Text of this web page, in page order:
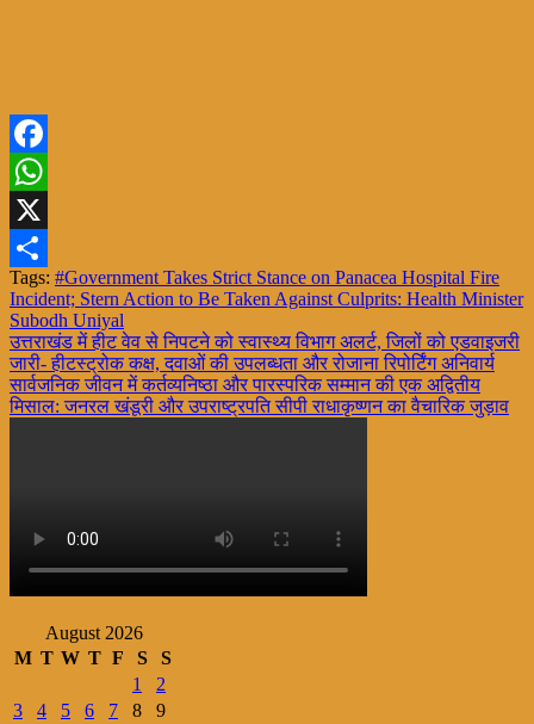
Facebook
WhatsApp
X
Share
Tags: #Government Takes Strict Stance on Panacea Hospital Fire
Incident; Stern Action to Be Taken Against Culprits: Health Minister
Subodh Uniyal
Post
navigation
उत्तराखंड में हीट वेव से निपटने को स्वास्थ्य विभाग अलर्ट, जिलों को एडवाइजरी
जारी- हीटस्ट्रोक कक्ष, दवाओं की उपलब्धता और रोजाना रिपोर्टिंग अनिवार्य
सार्वजनिक जीवन में कर्तव्यनिष्ठा और पारस्परिक सम्मान की एक अद्वितीय
मिसाल: जनरल खंडूरी और उपराष्ट्रपति सीपी राधाकृष्णन का वैचारिक जुड़ाव
August 2026
M T W T F S
S
1
2
3
4 5 6 7 8
9